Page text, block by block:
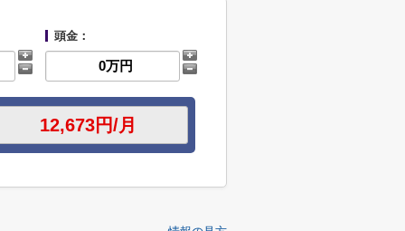
頭金：